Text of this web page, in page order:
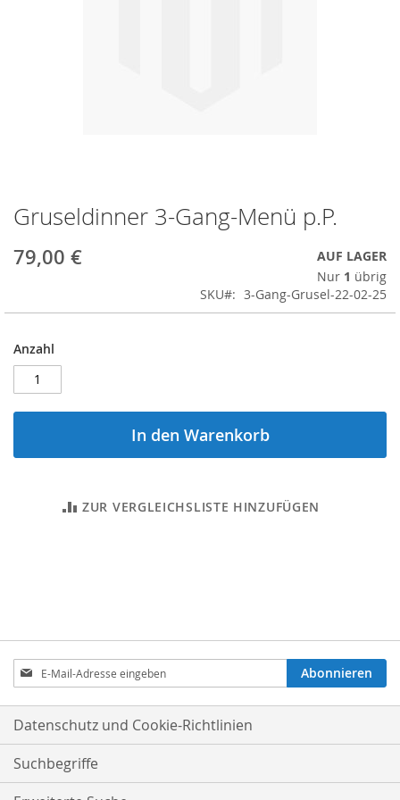
Gruseldinner 3-Gang-Menü p.P.
79,00 €
AUF LAGER
Nur 1 übrig
SKU
3-Gang-Grusel-22-02-25
Anzahl
In den Warenkorb
ZUR VERGLEICHSLISTE HINZUFÜGEN
Zum
Anfang
der
Bildergalerie
Anmeldung
zum
Newsletter:
Abonnieren
Datenschutz und Cookie-Richtlinien
Suchbegriffe